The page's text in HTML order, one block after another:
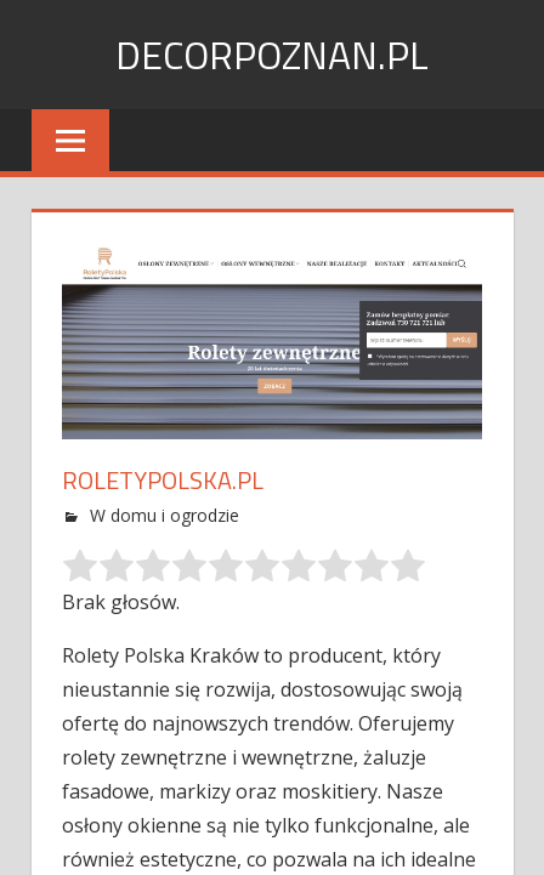
DECORPOZNAN.PL
ROLETYPOLSKA.PL
W domu i ogrodzie
Brak głosów.
Rolety Polska Kraków to producent, który
nieustannie się rozwija, dostosowując swoją
ofertę do najnowszych trendów. Oferujemy
rolety zewnętrzne i wewnętrzne, żaluzje
fasadowe, markizy oraz moskitiery. Nasze
osłony okienne są nie tylko funkcjonalne, ale
również estetyczne, co pozwala na ich idealne